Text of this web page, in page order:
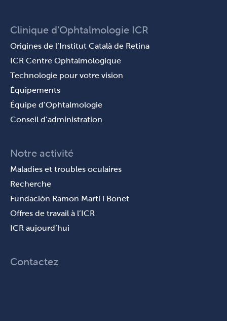
Clinique d’Ophtalmologie ICR
Origines de l’Institut Català de Retina
ICR Centre Ophtalmologique
Technologie pour votre vision
Équipements
Équipe d’Ophtalmologie
Conseil d’administration
Notre activité
Maladies et troubles oculaires
Recherche
Fundación Ramon Martí i Bonet
Offres de travail à l’ICR
ICR aujourd’hui
Contactez